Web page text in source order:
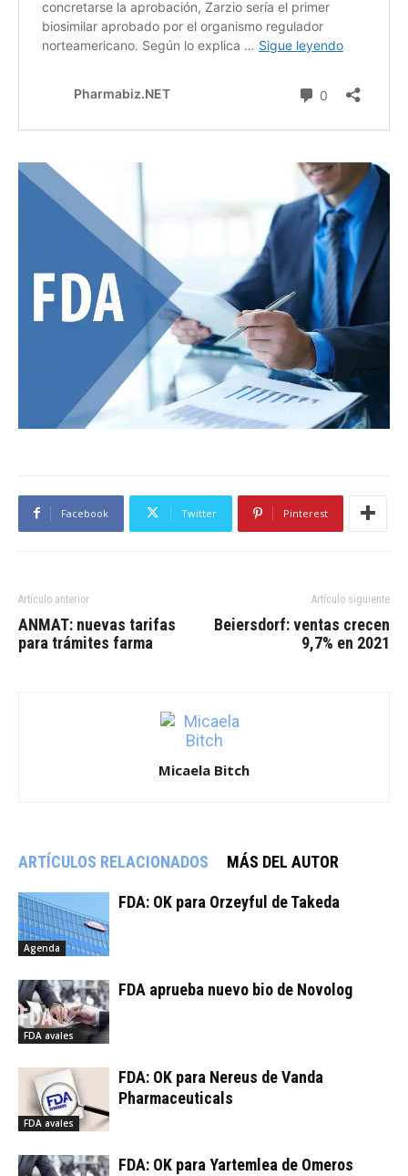
Facebook Twitter Pinterest
Artículo anterior
ANMAT: nuevas tarifas
para trámites farma
Artículo siguiente
Beiersdorf: ventas crecen
9,7% en 2021
Micaela Bitch
ARTÍCULOS RELACIONADOS MÁS DEL AUTOR
Agenda
FDA: OK para Orzeyful de Takeda
FDA avales
FDA aprueba nuevo bio de Novolog
FDA avales
FDA: OK para Nereus de Vanda
Pharmaceuticals
FDA: OK para Yartemlea de Omeros